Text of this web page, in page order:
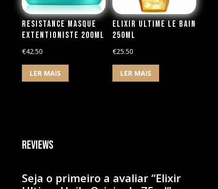
Resistance Masque
Extentioniste 200ml
€42.50
LER MAIS
Elixir Ultime Le Bain
250ml
€25.50
LER MAIS
Reviews
Seja o primeiro a avaliar “Elixir